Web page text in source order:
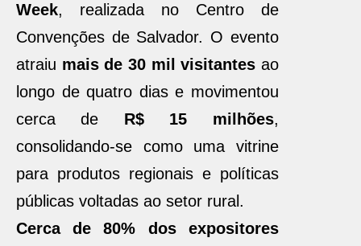
Week, realizada no Centro de
Convenções de Salvador. O evento
atraiu mais de 30 mil visitantes ao
longo de quatro dias e movimentou
cerca de R$ 15 milhões,
consolidando-se como uma vitrine
para produtos regionais e políticas
públicas voltadas ao setor rural.
Cerca de 80% dos expositores